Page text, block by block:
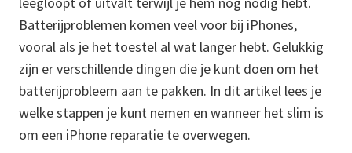
Batterijproblemen komen veel voor bij iPhones,
vooral als je het toestel al wat langer hebt. Gelukkig
zijn er verschillende dingen die je kunt doen om het
batterijprobleem aan te pakken. In dit artikel lees je
welke stappen je kunt nemen en wanneer het slim is
om een iPhone reparatie te overwegen.